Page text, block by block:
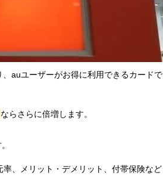
、auユーザーがお得に利用できるカードで
ならさらに倍増します。
、メリット・デメリット、付帯保険など